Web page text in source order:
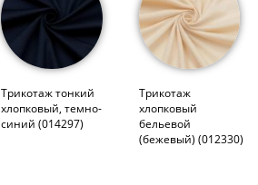
Трикотаж тонкий
хлопковый, темно-
синий (014297)
Трикотаж
хлопковый
бельевой
(бежевый) (012330)